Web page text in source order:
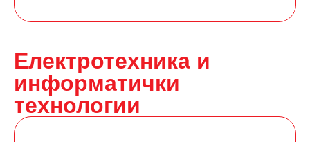
Електротехника и
информатички
технологии